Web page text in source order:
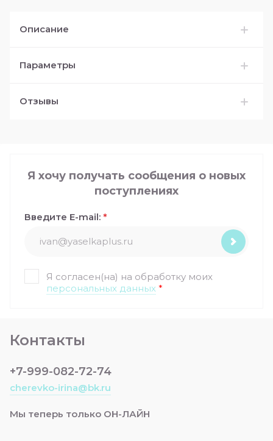
Описание
Параметры
Отзывы
Контакты
+7-999-082-72-74
cherevko-irina@bk.ru
Мы теперь только ОН-ЛАЙН
Я хочу получать сообщения о новых
поступлениях
Я согласен(на) на обработку моих
персональных данных *
Введите E-mail: *